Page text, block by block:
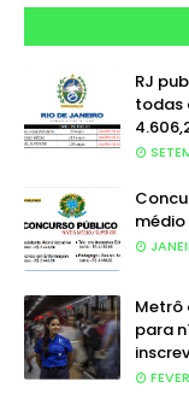
RJ
todas
médio
Metrô
para